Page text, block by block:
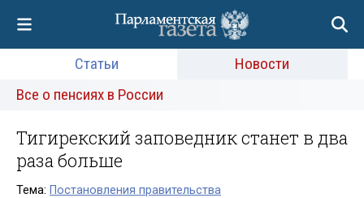
Статьи
Новости
Все о пенсиях в России
Тигирекский заповедник станет в два
раза больше
Тема: Постановления правительства